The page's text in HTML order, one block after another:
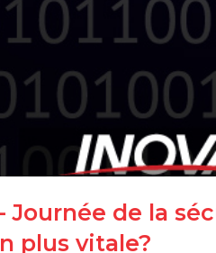
Journée de la
plus vitale?